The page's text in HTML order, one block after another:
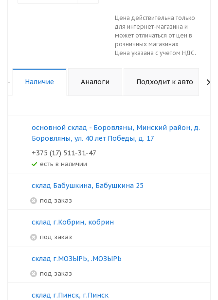
Цена действительна только
для интернет-магазина и
может отличаться от цен в
розничных магазинах
Цена указана с учетом НДС.
- Наличие Аналоги Подходит к авто
основной склад - Боровляны, Минский район, д.
Боровляны, ул. 40 лет Победы, д. 17
+375 (17) 511-31-47
Есть в наличии
склад Бабушкина, Бабушкина 25
под заказ
склад г.Кобрин, кобрин
под заказ
склад г.МОЗЫРЬ, .МОЗЫРЬ
под заказ
склад г.Пинск, г.Пинск